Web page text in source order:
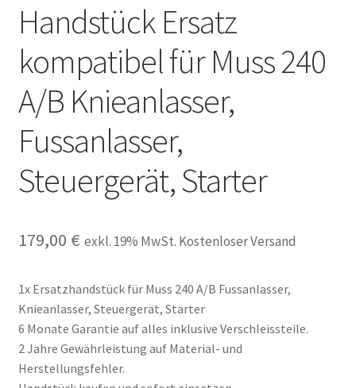
Stellenangebote
Handstück Ersatz
kompatibel für Muss 240
A/B Knieanlasser,
Fussanlasser,
Steuergerät, Starter
179,00 € exkl. 19% MwSt. Kostenloser Versand
1x Ersatzhandstück für Muss 240 A/B Fussanlasser,
Knieanlasser, Steuergerät, Starter
6 Monate Garantie auf alles inklusive Verschleissteile.
2 Jahre Gewährleistung auf Material- und
Herstellungsfehler.